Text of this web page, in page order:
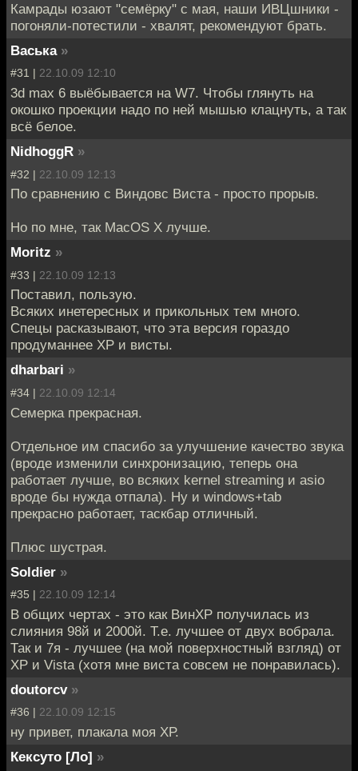
Камрады юзают "семёрку" с мая, наши ИВЦшники -
погоняли-потестили - хвалят, рекомендуют брать.
Васька »
#31 | 22.10.09 12:10
3d max 6 выёбывается на W7. Чтобы глянуть на
окошко проекции надо по ней мышью клацнуть, а так
всё белое.
NidhoggR »
#32 | 22.10.09 12:13
По сравнению с Виндовс Виста - просто прорыв.
Но по мне, так MacOS X лучше.
Moritz »
#33 | 22.10.09 12:13
Поставил, пользую.
Всяких инетересных и прикольных тем много.
Спецы расказывают, что эта версия гораздо
продуманнее ХР и висты.
dharbari »
#34 | 22.10.09 12:14
Семерка прекрасная.
Отдельное им спасибо за улучшение качество звука
(вроде изменили синхронизацию, теперь она
работает лучше, во всяких kernel streaming и asio
вроде бы нужда отпала). Ну и windows+tab
прекрасно работает, таскбар отличный.
Плюс шустрая.
Soldier »
#35 | 22.10.09 12:14
В общих чертах - это как ВинХР получилась из
слияния 98й и 2000й. Т.е. лучшее от двух вобрала.
Так и 7я - лучшее (на мой поверхностный взгляд) от
ХР и Vista (хотя мне виста совсем не понравилась).
doutorcv »
#36 | 22.10.09 12:15
ну привет, плакала моя ХР.
Кексуто [Ло] »